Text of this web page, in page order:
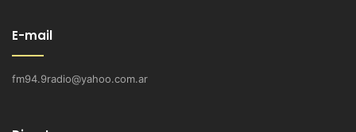
E-mail
fm94.9radio@yahoo.com.ar